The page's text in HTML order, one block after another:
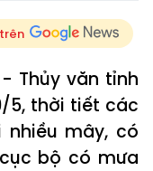
Thủy văn tỉnh
5, thời tiết các
mây, có
bộ có mưa